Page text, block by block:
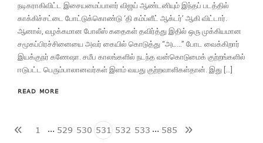
நடிகராகிவிட்ட இசையமைப்பாளர் விஜய் ஆண்டனியும் இந்தப் படத்தில்
காக்கிச்சட்டை போட்டுக்கொண்டு ‘தி கம்ப்ளீட் ஆக்டர்’ ஆகி விட்டார்.
ஆனால், வழக்கமான போலீஸ் கதைகள் தவிர்த்து இதில் ஒரு முக்கியமான
சமூகப்பிரச்சினையை அவர் கையில் கொடுத்து “அட…” போட வைக்கிறார்
இயக்குநர் கணேஷா. சமீப காலங்களில் நடந்த வன்கொடுமைக் குற்றங்களில்
ஈடுபட்ட பெரும்பாலானவர்கள் இளம் வயது குற்றவாளிகள்தான். இது […]
READ MORE
1 … 529 530 531 532 533 … 585